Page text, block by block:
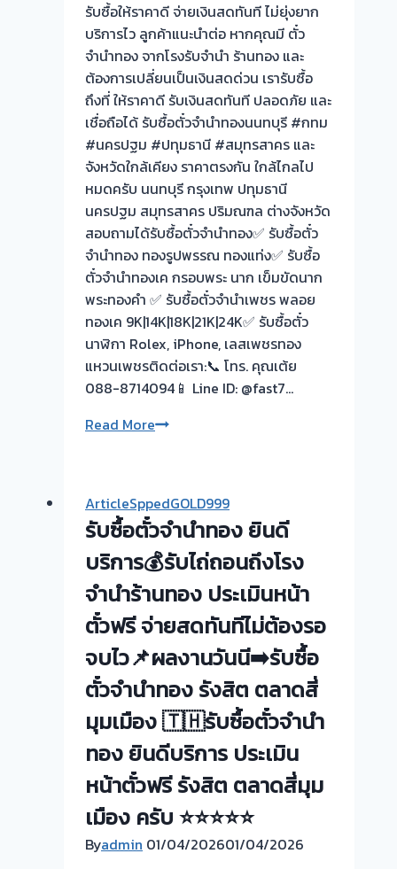
รับซื้อให้ราคาดี จ่ายเงินสดทันที ไม่ยุ่งยาก
บริการไว ลูกค้าแนะนำต่อ หากคุณมี ตั๋ว
จำนำทอง จากโรงรับจำนำ ร้านทอง และ
ต้องการเปลี่ยนเป็นเงินสดด่วน เรารับซื้อ
ถึงที่ ให้ราคาดี รับเงินสดทันที ปลอดภัย และ
เชื่อถือได้ รับซื้อตั๋วจำนำทองนนทบุรี #กทม
#นครปฐม #ปทุมธานี #สมุทรสาคร และ
จังหวัดใกล้เคียง ราคาตรงกัน ใกล้ไกลไป
หมดครับ นนทบุรี กรุงเทพ ปทุมธานี
นครปฐม สมุทรสาคร ปริมณฑล ต่างจังหวัด
สอบถามได้รับซื้อตั๋วจำนำทอง✅ รับซื้อตั๋ว
จำนำทอง ทองรูปพรรณ ทองแท่ง✅ รับซื้อ
ตั๋วจำนำทองเค กรอบพระ นาก เข็มขัดนาก
พระทองคำ ✅ รับซื้อตั๋วจำนำเพชร พลอย
ทองเค 9K|14K|18K|21K|24K✅ รับซื้อตั๋ว
นาฬิกา Rolex, iPhone, เลสเพชรทอง
แหวนเพชรติดต่อเรา:📞 โทร. คุณเต้ย
088-8714094📱 Line ID: @fast7…
Read Moreรับ
ทอง-
ไถ่ถอน
ง่าย
ให้
ราคา
สูง
ผล
งาน
วัน
นี้!-
รับ
ซื้อ
ตั๋ว
จำนำ
ทอง-
ArticleSppedGOLD999
รับซื้อตั๋วจำนำทอง ยินดี
บริการ💰รับไถ่ถอนถึงโรง
จำนำร้านทอง ประเมินหน้า
ตั๋วฟรี จ่ายสดทันทีไม่ต้องรอ
จบไว📌ผลงานวันนี➡️รับซื้อ
ตั๋วจำนำทอง รังสิต ตลาดสี่
มุมเมือง 🇹🇭รับซื้อตั๋วจำนำ
ทอง ยินดีบริการ ประเมิน
หน้าตั๋วฟรี รังสิต ตลาดสี่มุม
เมือง ครับ ⭐⭐⭐⭐⭐
Byadmin 01/04/202601/04/2026